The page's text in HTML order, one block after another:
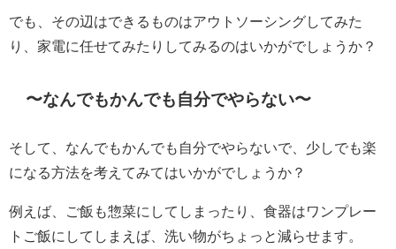
でも、その辺はできるものはアウトソーシングしてみた
り、家電に任せてみたりしてみるのはいかがでしょうか？
〜なんでもかんでも自分でやらない〜
そして、なんでもかんでも自分でやらないで、少しでも楽
になる方法を考えてみてはいかがでしょうか？
例えば、ご飯も惣菜にしてしまったり、食器はワンプレー
トご飯にしてしまえば、洗い物がちょっと減らせます。